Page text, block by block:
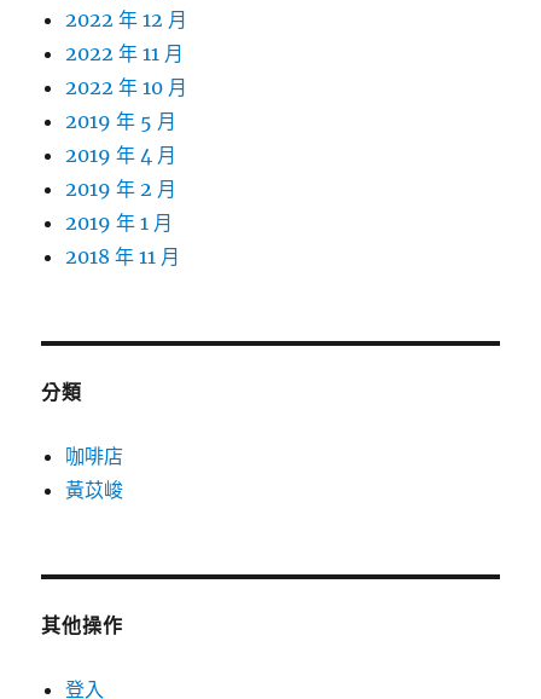
2022 年 12 月
2022 年 11 月
2022 年 10 月
2019 年 5 月
2019 年 4 月
2019 年 2 月
2019 年 1 月
2018 年 11 月
分類
咖啡店
黃苡峻
其他操作
登入